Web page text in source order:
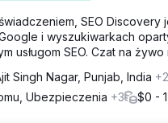
SEO
i wyszukiwarkach
usługom SEO. Czat na
Singh Nagar, Punjab, India +2
Ubezpieczenia +3 $0 -